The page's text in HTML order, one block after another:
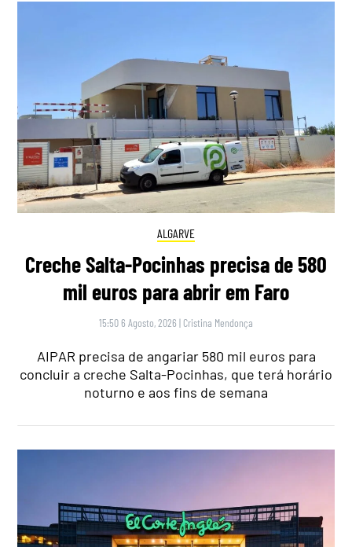
ALGARVE
Creche Salta-Pocinhas precisa de 580
mil euros para abrir em Faro
15:50 6 Agosto, 2026 | Cristina Mendonça
AIPAR precisa de angariar 580 mil euros para
concluir a creche Salta-Pocinhas, que terá horário
noturno e aos fins de semana